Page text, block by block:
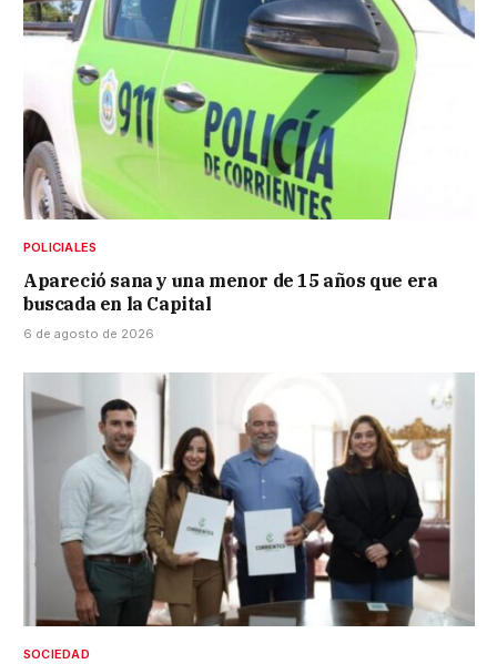
POLICIALES
Apareció sana y una menor de 15 años que era
buscada en la Capital
6 de agosto de 2026
SOCIEDAD